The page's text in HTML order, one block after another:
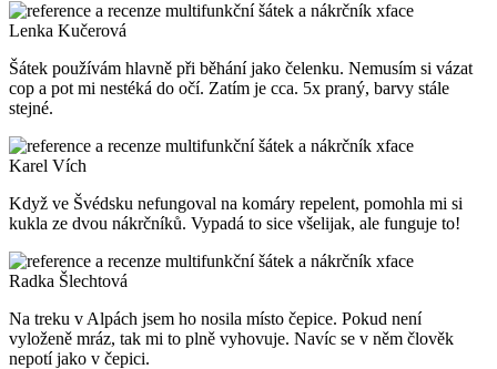
Lenka Kučerová
Šátek používám hlavně při běhání jako čelenku. Nemusím si vázat
cop a pot mi nestéká do očí. Zatím je cca. 5x praný, barvy stále
stejné.
Karel Vích
Když ve Švédsku nefungoval na komáry repelent, pomohla mi si
kukla ze dvou nákrčníků. Vypadá to sice všelijak, ale funguje to!
Radka Šlechtová
Na treku v Alpách jsem ho nosila místo čepice. Pokud není
vyloženě mráz, tak mi to plně vyhovuje. Navíc se v něm člověk
nepotí jako v čepici.